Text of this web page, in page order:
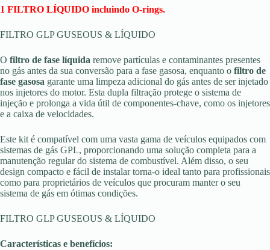
1 FILTRO LÍQUIDO incluindo O-rings.
FILTRO GLP GUSEOUS & LÍQUIDO
O filtro de fase líquida remove partículas e contaminantes presentes
no gás antes da sua conversão para a fase gasosa, enquanto o filtro de
fase gasosa garante uma limpeza adicional do gás antes de ser injetado
nos injetores do motor. Esta dupla filtração protege o sistema de
injeção e prolonga a vida útil de componentes-chave, como os injetores
e a caixa de velocidades.
Este kit é compatível com uma vasta gama de veículos equipados com
sistemas de gás GPL, proporcionando uma solução completa para a
manutenção regular do sistema de combustível. Além disso, o seu
design compacto e fácil de instalar torna-o ideal tanto para profissionais
como para proprietários de veículos que procuram manter o seu
sistema de gás em ótimas condições.
FILTRO GLP GUSEOUS & LÍQUIDO
Características e benefícios: